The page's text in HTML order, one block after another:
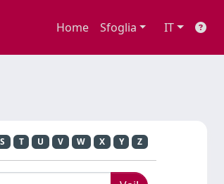
Home Sfoglia IT
S T U V W X Y Z